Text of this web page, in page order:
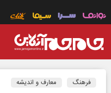
فرهنگ معارف و اندیشه